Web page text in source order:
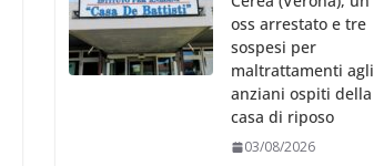
oss arrestato e tre
sospesi per
maltrattamenti agli
anziani ospiti della
casa di riposo
03/08/2026